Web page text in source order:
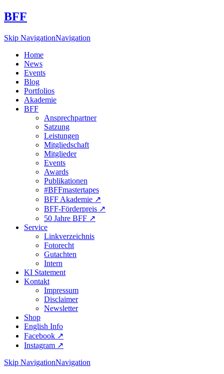
BFF
Skip NavigationNavigation
Home
News
Events
Blog
Portfolios
Akademie
BFF
Ansprechpartner
Satzung
Leistungen
Mitgliedschaft
Mitglieder
Events
Awards
Publikationen
#BFFmastertapes
BFF Akademie ↗︎
BFF-Förderpreis ↗︎
50 Jahre BFF ↗︎
Service
Linkverzeichnis
Fotorecht
Gutachten
Intern
KI Statement
Kontakt
Impressum
Disclaimer
Newsletter
Shop
English Info
Facebook ↗︎
Instagram ↗︎
Skip NavigationNavigation